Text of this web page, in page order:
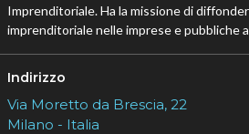
Imprenditoriale. Ha la missione di
imprenditoriale nelle imprese e pubbliche
Indirizzo
Via Moretto da Brescia, 22
Milano - Italia